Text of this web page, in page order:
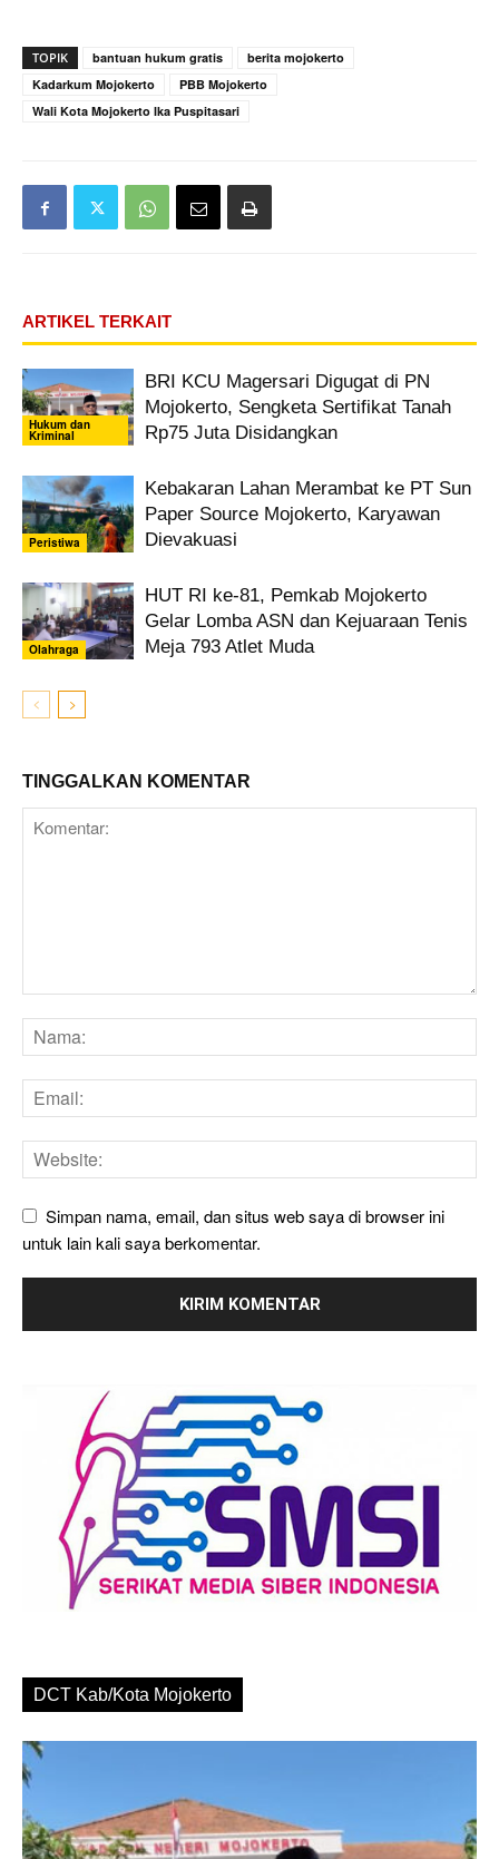
TOPIK bantuan hukum gratis
berita mojokerto
Kadarkum Mojokerto
PBB Mojokerto
Wali Kota Mojokerto Ika Puspitasari
ARTIKEL TERKAIT
Hukum dan
Kriminal
BRI KCU Magersari Digugat di PN
Mojokerto, Sengketa Sertifikat Tanah
Rp75 Juta Disidangkan
Peristiwa
Kebakaran Lahan Merambat ke PT Sun
Paper Source Mojokerto, Karyawan
Dievakuasi
Olahraga
HUT RI ke-81, Pemkab Mojokerto
Gelar Lomba ASN dan Kejuaraan Tenis
Meja 793 Atlet Muda
TINGGALKAN KOMENTAR
Simpan nama, email, dan situs web saya di browser ini
untuk lain kali saya berkomentar.
DCT Kab/Kota Mojokerto